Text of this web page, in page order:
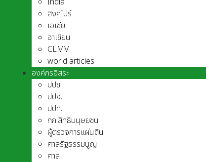
สิงคโปร์
เอเชีย
อาเชี่ยน
CLMV
world articles
องค์กรอิสระ
ปปช.
ปปง.
ปปท.
กก.สิทธิมนุษยชน
ผู้ตรวจการแผ่นดิน
ศาลรัฐธรรมนูญ
ศาล